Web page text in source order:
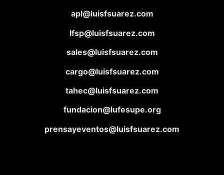
apl@luisfsuarez.com
lfsp@luisfsuarez.com
sales@luisfsuarez.com
cargo@luisfsuarez.com
tahec@luisfsuarez.com
fundacion@lufesupe.org
prensayeventos@luisfsuarez.com